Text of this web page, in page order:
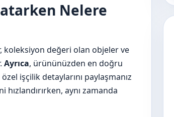
Nelere
koleksiyon değeri olan objeler ve
Ayrıca, ürününüzden en doğru
işçilik detaylarını paylaşmanız
hızlandırırken, aynı zamanda